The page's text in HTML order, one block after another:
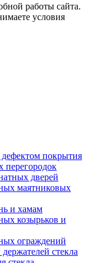
работы сайта.
условия
покрытия
перегородок
дверей
маятниковых
и хамам
козырьков и
ограждений
стекла